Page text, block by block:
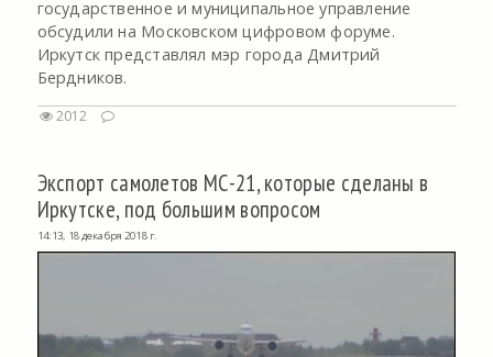
государственное и муниципальное управление
обсудили на Московском цифровом форуме.
Иркутск представлял мэр города Дмитрий
Бердников.
2012
Экспорт самолетов МС-21, которые сделаны в
Иркутске, под большим вопросом
14:13, 18 декабря 2018 г.